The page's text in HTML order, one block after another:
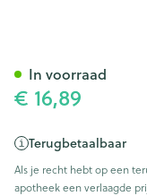
€ 16,89
Terugbetaalbaar
Als je recht hebt op een
apotheek een verlaagde
In voorraad